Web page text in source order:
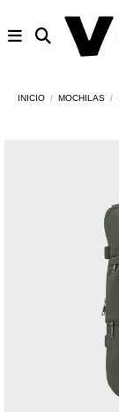
INICIO MOCHILAS